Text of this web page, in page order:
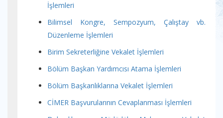
İşlemleri
Bilimsel Kongre, Sempozyum, Çalıştay vb.
Düzenleme İşlemleri
Birim Sekreterliğine Vekalet İşlemleri
Bölüm Başkan Yardımcısı Atama İşlemleri
Bölüm Başkanlıklarına Vekalet İşlemleri
CİMER Başvurularının Cevaplanması İşlemleri